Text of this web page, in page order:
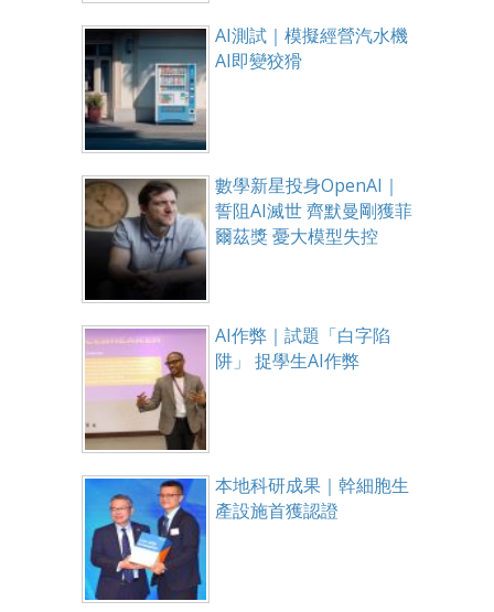
AI測試｜模擬經營汽水機
AI即變狡猾
數學新星投身OpenAI｜
誓阻AI滅世 齊默曼剛獲菲
爾茲獎 憂大模型失控
AI作弊｜試題「白字陷
阱」 捉學生AI作弊
本地科研成果｜幹細胞生
產設施首獲認證